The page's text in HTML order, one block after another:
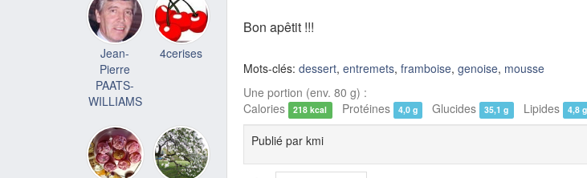
Bon apêtit !!!
Mots-clés: dessert, entremets, framboise, genoise, mousse
Une portion (env. 80 g) :
Calories
218 kcal Protéines 4,0 g Glucides 35,1 g Lipides 4,8 g
Publié par kmi
Jean-
Pierre
PAATS-
WILLIAMS
4cerises